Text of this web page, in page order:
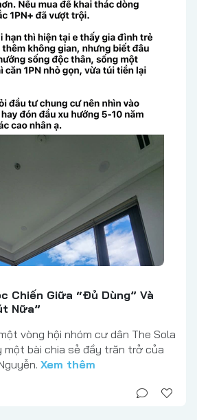
Chiến Giữa “Đủ Dùng” Và
Nữa”
vòng hội nhóm cư dân The Sola
một bài chia sẻ đầy trăn trở của
Xem thêm